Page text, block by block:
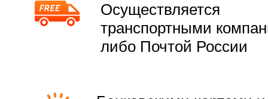
Осуществляется
транспортными
либо Почтой России